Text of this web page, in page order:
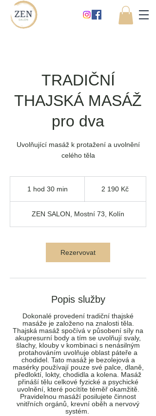
TRADIČNÍ
THAJSKÁ MASÁŽ
pro dva
Uvolňující masáž k protažení a uvolnění
celého těla
1 hod 30 min
3
0
i
n
2 190 Kč
ZEN SALON, Mostní 73, Kolín
Rezervovat
Popis služby
Dokonalé provedení tradiční thajské
masáže je založeno na znalosti těla.
Thajská masáž spočívá v působení síly na
akupresurní body a tím se uvolňují svaly,
šlachy, klouby v kombinaci s nenásilným
protahováním uvolňuje oblast páteře a
chodidel. Tato masáž je bezolejová a
masérky používají pouze své palce, dlaně,
předloktí, lokty, chodidla a kolena. Masáž
přináší tělu celkové fyzické a psychické
uvolnění, které pocítíte téměř okamžitě.
Pravidelnou masáží posilujete činnost
vnitřních orgánů, krevní oběh a nervový
systém.